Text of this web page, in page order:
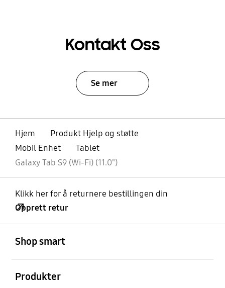
Kontakt Oss
Se mer
Hjem
Produkt Hjelp og støtte
Mobil Enhet
Tablet
Galaxy Tab S9 (Wi-Fi) (11.0")
Klikk her for å returnere bestillingen din
Opprett retur
Shop smart
Produkter